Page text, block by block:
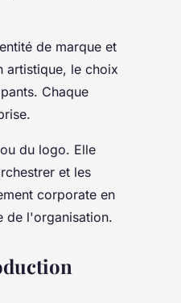
de marque et
artistique, le choix
Chaque
du logo. Elle
et les
corporate en
de l'organisation.